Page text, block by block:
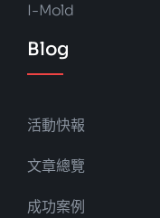
I-Mold
Blog
活動快報
文章總覽
成功案例